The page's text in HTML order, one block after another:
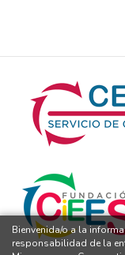
Bienvenida/o a la
responsabilidad de la